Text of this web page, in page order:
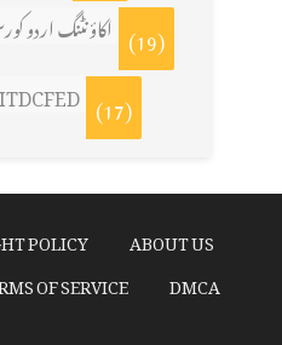
اکاؤنٹنگ اردو (19)
ITDCFED (17)
ABOUT US
POLICY
DMCA
OF SERVICE